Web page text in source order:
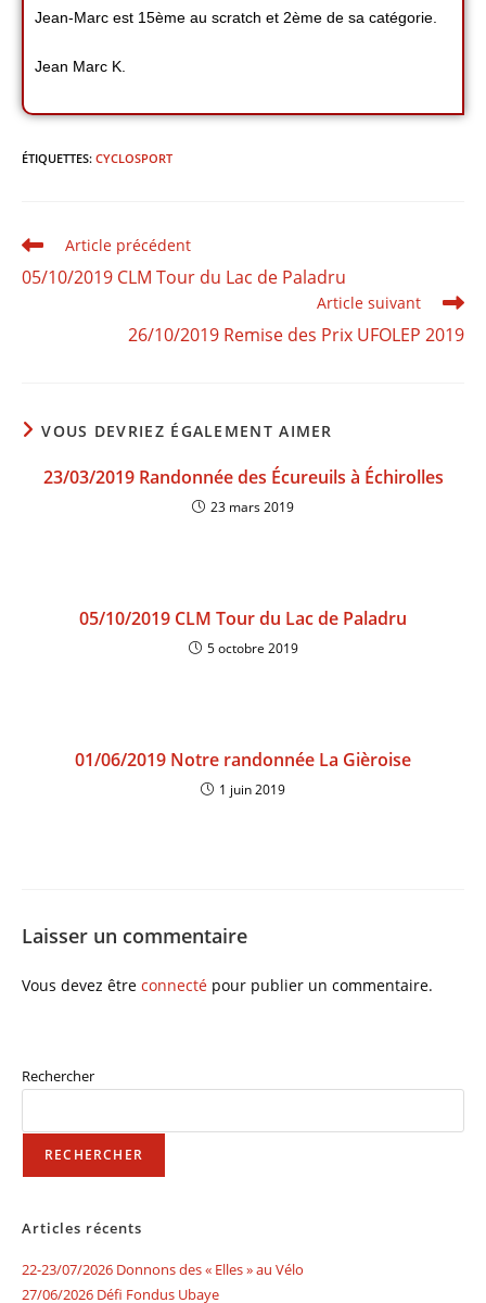
Jean-Marc est 15ème au scratch et 2ème de sa catégorie.
Jean Marc K.
ÉTIQUETTES: CYCLOSPORT
Article précédent
05/10/2019 CLM Tour du Lac de Paladru
Article suivant
26/10/2019 Remise des Prix UFOLEP 2019
VOUS DEVRIEZ ÉGALEMENT AIMER
23/03/2019 Randonnée des Écureuils à Échirolles
23 mars 2019
05/10/2019 CLM Tour du Lac de Paladru
5 octobre 2019
01/06/2019 Notre randonnée La Gièroise
1 juin 2019
Laisser un commentaire
Vous devez être connecté pour publier un commentaire.
Rechercher
RECHERCHER
Articles récents
22-23/07/2026 Donnons des « Elles » au Vélo
27/06/2026 Défi Fondus Ubaye